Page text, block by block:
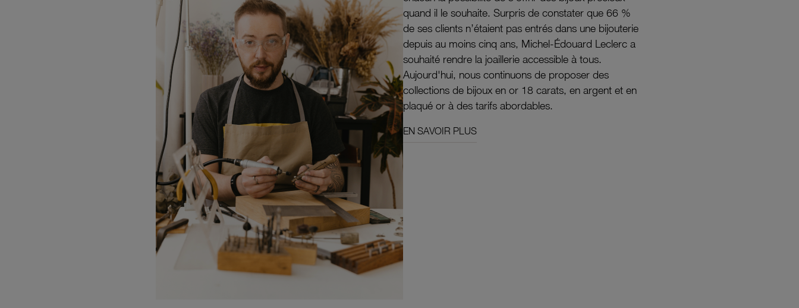
quand il le souhaite. Surpris de constater que 66 %
de ses clients n’étaient pas entrés dans une bijouterie
depuis au moins cinq ans, Michel-Édouard Leclerc a
souhaité rendre la joaillerie accessible à tous.
Aujourd'hui, nous continuons de proposer des
collections de bijoux en or 18 carats, en argent et en
plaqué or à des tarifs abordables.
EN SAVOIR PLUS